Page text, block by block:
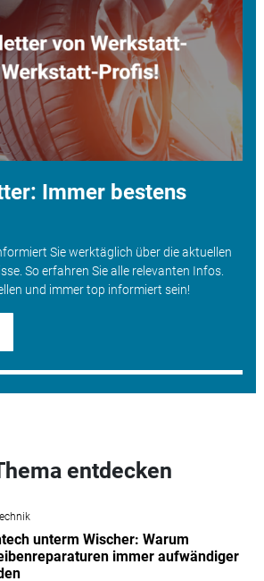
Immer bestens
Sie werktäglich über die aktuellen
So erfahren Sie alle relevanten Infos.
und immer top informiert sein!
entdecken
unterm Wischer: Warum
immer aufwändiger